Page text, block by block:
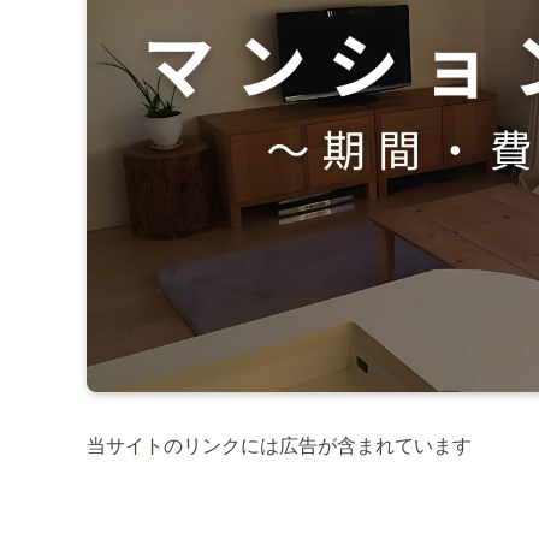
当サイトのリンクには広告が含まれてい